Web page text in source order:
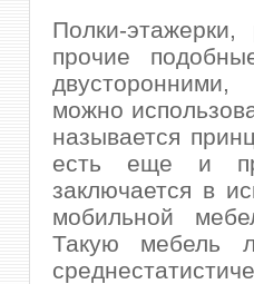
Полки-
прочие
можно
называется
есть еще и
заключается в
мобильной
Такую мебель